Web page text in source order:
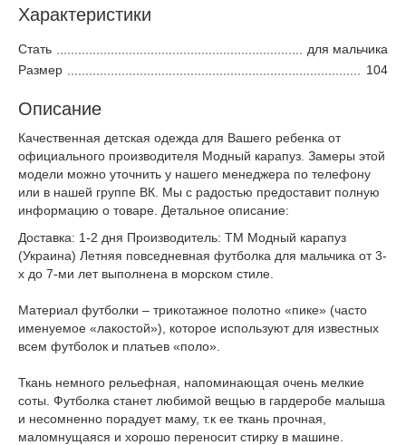
Характеристики
Стать
для мальчика
Размер
104
Описание
Качественная детская одежда для Вашего ребенка от
официального производителя Модный карапуз. Замеры этой
модели можно уточнить у нашего менеджера по телефону
или в нашей группе ВК. Мы с радостью предоставит полную
информацию о товаре. Детальное описание:
Доставка: 1-2 дня Производитель: ТМ Модный карапуз
(Украина) Летняя повседневная футболка для мальчика от 3-
х до 7-ми лет выполнена в морском стиле.
Материал футболки – трикотажное полотно «пике» (часто
именуемое «лакостой»), которое используют для известных
всем футболок и платьев «поло».
Ткань немного рельефная, напоминающая очень мелкие
соты. Футболка станет любимой вещью в гардеробе малыша
и несомненно порадует маму, т.к ее ткань прочная,
маломнущаяся и хорошо переносит стирку в машине.